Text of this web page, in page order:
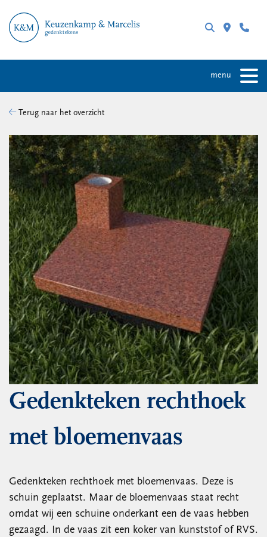
menu
Terug naar het overzicht
Gedenkteken rechthoek
met bloemenvaas
Gedenkteken rechthoek met bloemenvaas. Deze is
schuin geplaatst. Maar de bloemenvaas staat recht
omdat wij een schuine onderkant een de vaas hebben
gezaagd. In de vaas zit een koker van kunststof of RVS.